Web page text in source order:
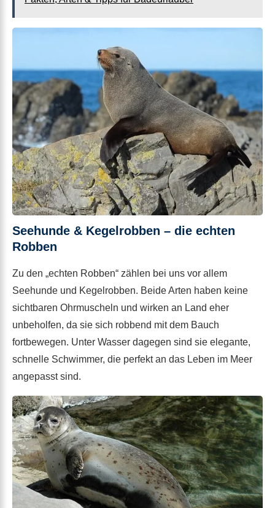
Seehunde & Kegelrobben – die echten
Robben
Zu den „echten Robben“ zählen bei uns vor allem
Seehunde und Kegelrobben. Beide Arten haben keine
sichtbaren Ohrmuscheln und wirken an Land eher
unbeholfen, da sie sich robbend mit dem Bauch
fortbewegen. Unter Wasser dagegen sind sie elegante,
schnelle Schwimmer, die perfekt an das Leben im Meer
angepasst sind.